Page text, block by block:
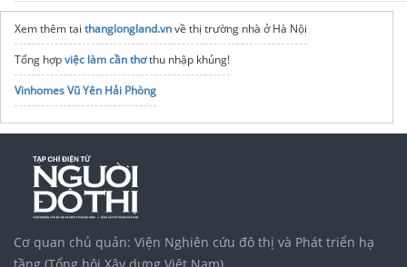
Xem thêm tại thanglongland.vnvề thị trường nhà ở Hà Nội
Tổng hợpviệc làm cần thơthu nhập khủng!
Vinhomes Vũ Yên Hải Phòng
Cơ quan chủ quản: Viện Nghiên cứu đô thị và Phát triển hạ